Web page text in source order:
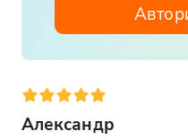
Александр